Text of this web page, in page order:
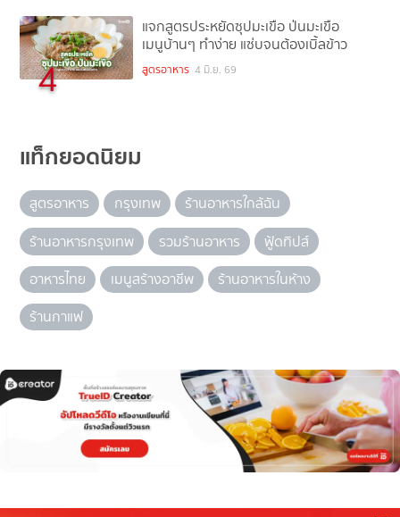
4
แจกสูตรประหยัดซุปมะเขือ ป่นมะเขือ
เมนูบ้านๆ ทำง่าย แซ่บจนต้องเบิ้ลข้าว
สูตรอาหาร 4 มิ.ย. 69
แท็กยอดนิยม
สูตรอาหาร กรุงเทพ
ร้านอาหารใกล้ฉัน
ร้านอาหารกรุงเทพ
รวมร้านอาหาร
ฟู้ดทิปส์
อาหารไทย
เมนูสร้างอาชีพ
ร้านอาหารในห้าง
ร้านกาแฟ